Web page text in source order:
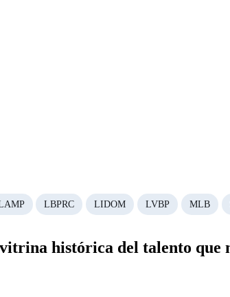
LBPRC LIDOM LVBP MLB
histórica del talento que